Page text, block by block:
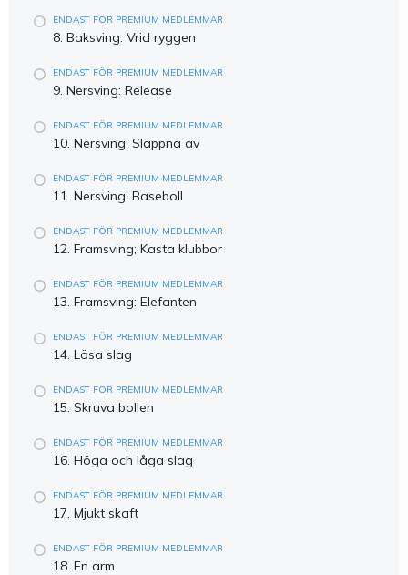
ENDAST FÖR PREMIUM MEDLEMMAR
8. Baksving: Vrid ryggen
ENDAST FÖR PREMIUM MEDLEMMAR
9. Nersving: Release
ENDAST FÖR PREMIUM MEDLEMMAR
10. Nersving: Slappna av
ENDAST FÖR PREMIUM MEDLEMMAR
11. Nersving: Baseboll
ENDAST FÖR PREMIUM MEDLEMMAR
12. Framsving; Kasta klubbor
ENDAST FÖR PREMIUM MEDLEMMAR
13. Framsving: Elefanten
ENDAST FÖR PREMIUM MEDLEMMAR
14. Lösa slag
ENDAST FÖR PREMIUM MEDLEMMAR
15. Skruva bollen
ENDAST FÖR PREMIUM MEDLEMMAR
16. Höga och låga slag
ENDAST FÖR PREMIUM MEDLEMMAR
17. Mjukt skaft
ENDAST FÖR PREMIUM MEDLEMMAR
18. En arm